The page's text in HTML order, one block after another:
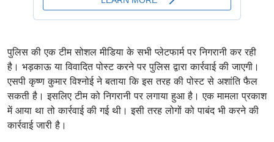
पुलिस की एक टीम सोशल मीडिया के सभी प्लेटफार्म पर निगरानी कर रही
है। भड़काऊ या विवादित पोस्ट करने पर पुलिस द्वारा कार्रवाई की जाएगी।
एसपी कृष्ण कुमार विश्नोई ने बताया कि इस तरह की पोस्ट से अशांति फैल
सकती है। इसलिए टीम को निगरानी पर लगाया हुआ है। एक मामला प्रकाश
में आया था तो कार्रवाई की गई थी। इसी तरह लोगों को पाबंद भी करने की
कार्रवाई जारी है।